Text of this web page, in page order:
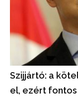
Szijjártó: a
el, ezért